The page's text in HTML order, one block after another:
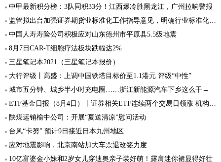
中甲最新积分榜：3队同积33分！江西爆冷胜黑龙江，广州拉响警报
监管拟出台加强证券期货业标准化工作指导意见，明确行业标准化发展方向和重点
中国人寿寿险公司积极应对山东德州市平原县5.5级地震
8月7日CAR-T细胞疗法板块跌幅达2%
三星笔记本2021（三星笔记本报价）
大行评级丨高盛：上调中国铁塔目标价至1.1港元 评级“中性”
城市五分钟、城乡半小时充电圈……浙江新能源汽车下乡这么干→
ETF基金日报（8月4日）丨证券相关ETF连续两个交易日领涨 机构建议关注具有业绩弹性的券商标的
陕煤运销榆中公司：开展“夏送清凉”慰问活动
台风“卡努” 预计9日接近日本九州地区
应对地震影响，北京南站加大车票退改签力度
10亿富婆金小妹和2岁女儿穿迪奥亲子装好萌！露肩迷你裙显得好壮